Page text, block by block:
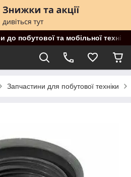
до побутової та мобільної
Запчастини для побутової техніки